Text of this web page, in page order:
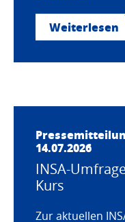
Weiterlesen
14.07.2026
INSA-
Kurs
Zur aktuellen